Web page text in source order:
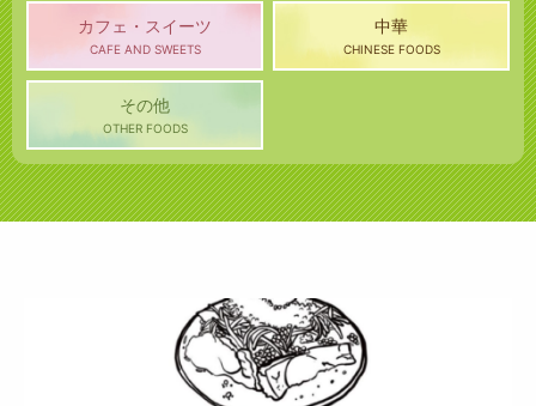
カフェ・スイーツ
CAFE AND SWEETS
中華
CHINESE FOODS
その他
OTHER FOODS